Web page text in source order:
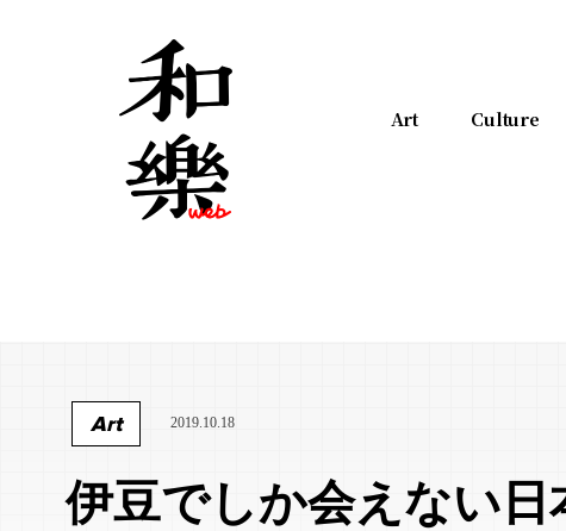
Art Culture
Art 2019.10.18
伊豆でしか会えない日